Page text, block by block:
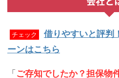
チェック
借りやすいと評判
ーンはこちら
「 ご存知でしたか？担保物